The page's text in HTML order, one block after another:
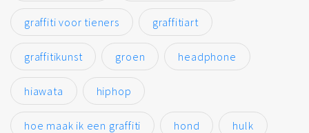
graffiti voor tieners graffitiart
graffitikunst groen headphone
hiawata hiphop
hoe maak ik een graffiti hond hulk